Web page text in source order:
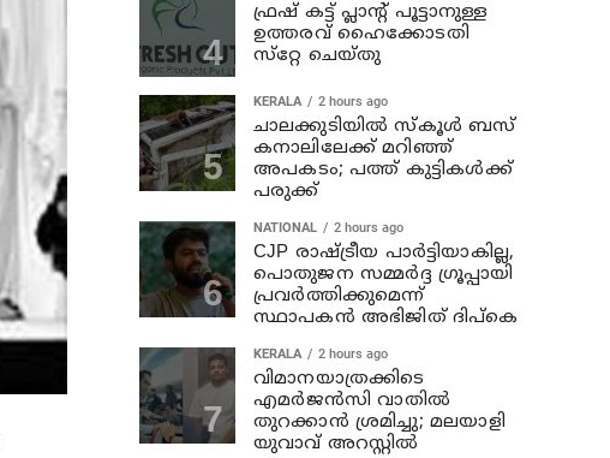
ഫ്രഷ് കട്ട് പ്ലാൻ്റ് പൂട്ടാനുള്ള
ഉത്തരവ് ഹൈക്കോടതി
സ്‌റ്റേ ചെയ്തു
KERALA 2 hours ago
ചാലക്കുടിയില്‍ സ്‌കൂള്‍ ബസ്
കനാലിലേക്ക് മറിഞ്ഞ്
അപകടം; പത്ത് കുട്ടികള്‍ക്ക്
പരുക്ക്
NATIONAL 2 hours ago
CJP രാഷ്ട്രീയ പാര്‍ട്ടിയാകില്ല,
പൊതുജന സമ്മർദ്ദ ഗ്രൂപ്പായി
പ്രവർത്തിക്കുമെന്ന്
സ്ഥാപകൻ അഭിജിത് ദിപ്കെ
KERALA 2 hours ago
വിമാനയാത്രക്കിടെ
എമര്‍ജന്‍സി വാതില്‍
തുറക്കാന്‍ ശ്രമിച്ചു; മലയാളി
യുവാവ് അറസ്റ്റില്‍